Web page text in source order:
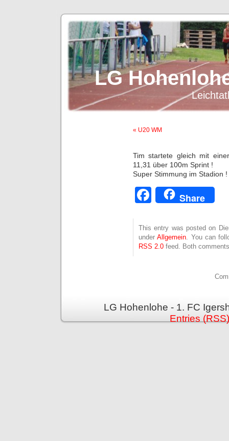
LG
« U20 WM
Tim startete gleich mit
11,31 über 100m Sprint !
Super Stimmung im Stadion !
Facebook
Share
This entry was posted on
underAllgemein. You can
RSS 2.0 feed. Both
LG Hohenlohe - 1. FC
Entries (RSS)